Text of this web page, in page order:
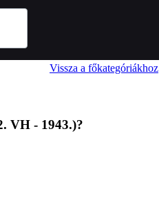
Vissza a főkategóriákhoz
VH - 1943.)?